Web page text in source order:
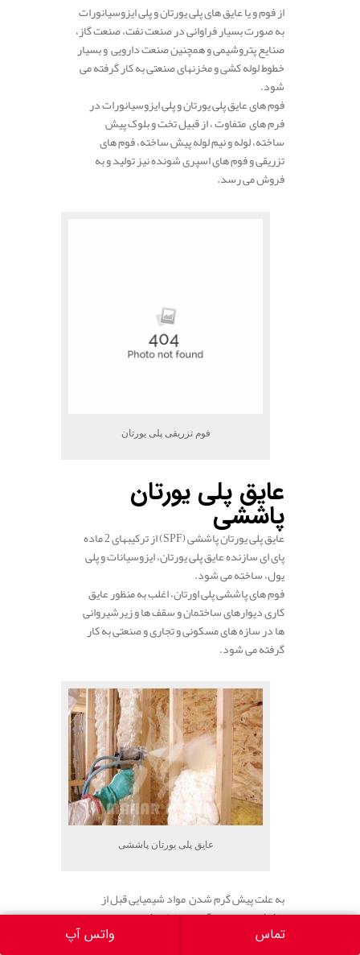
از فوم و یا عایق های پلی یورتان و پلی ایزوسیانورات
به صورت بسیار فراوانی در صنعت نفت، صنعت گاز،
صنایع پتروشیمی و همچنین صنعت دارویی و بسیار
خطوط لوله کشی و مخزنهای صنعتی به کار گرفته می
شود.
فوم های عایق پلی یورتان و پلی ایزوسیانورات در
فرم های متفاوت ، از قبیل تخت و بلوک پیش
ساخته، لوله و نیم لوله پیش ساخته، فوم های
تزریقی و فوم های اسپری شونده نیز تولید و به
فروش می رسد.
فوم تزریقی پلی یورتان
عایق پلی یورتان
پاششی
عایق پلی یورتان پاششی (SPF) از ترکیبهای 2 ماده
پای ای سازنده عایق پلی یورتان، ایزوسیانات و پلی
یول، ساخته می شود.
فوم های پاششی پلی اورتان، اغلب به منظور عایق
کاری دیوارهای ساختمان و سقف ها و زیرشیروانی
ها در سازه های مسکونی و تجاری و صنعتی به کار
گرفته می شود.
عایق پلی یورتان پاششی
به علت پیش گرم شدن مواد شیمیایی قبل از
پاشش و به وجود آمدن بخارات شیمیایی و همچنین
به علت اینکه بیشتر موارد استفاده فوم پاششی در
تماس واتس آپ